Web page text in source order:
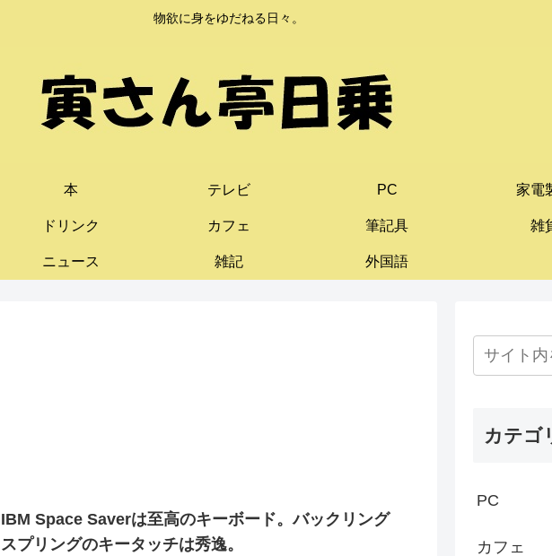
物欲に身をゆだねる日々。
本 テレビ PC 家電
ドリンク カフェ 筆記具 雑
ニュース 雑記 外国語
IBM Space Saverは至高のキーボード。バックリング
スプリングのキータッチは秀逸。
カテゴ
PC
カフェ